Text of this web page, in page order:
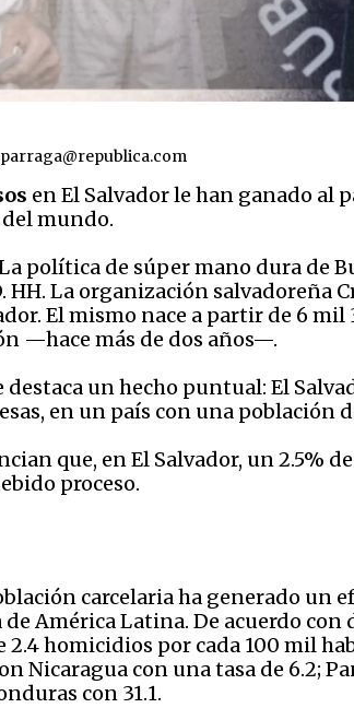
en El Salvador le han ganado al
mundo.
política de súper mano dura de
HH. La organización
El mismo nace a partir de 6
—hace más de dos años—.
destaca un hecho puntual: El
en un país con una población
que, en El Salvador, un 2.5%
proceso.
carcelaria ha generado un
América Latina. De acuerdo con
2.4 homicidios por cada 100 mil
Nicaragua con una tasa de 6.2;
con 31.1.